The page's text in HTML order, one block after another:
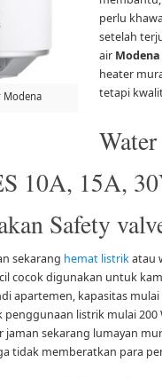
Modena
perlu
setelah
air Modena
heater
tetapi
10A, 15A,
Safety
sekarang hemat listrikatau
cocok digunakan untuk
apartemen, kapasitas
penggunaan listrik mulai 200
jaman sekarang lumayan
tidak memberatkan para